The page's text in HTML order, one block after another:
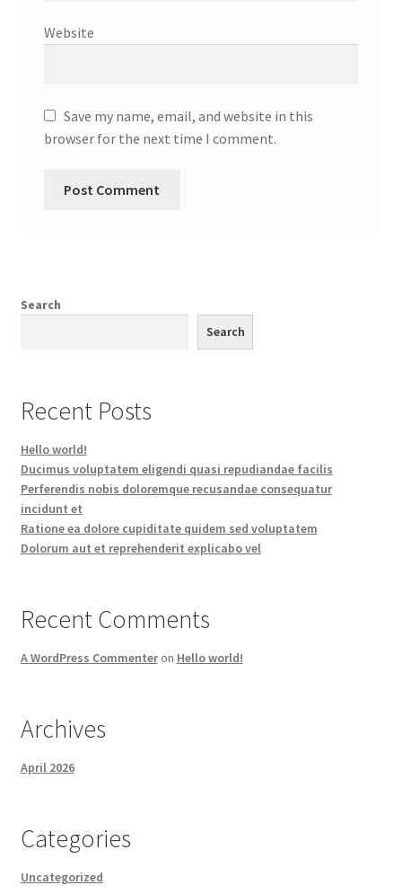
Website
Save my name, email, and website in this
browser for the next time I comment.
Search
Search
Recent Posts
Hello world!
Ducimus voluptatem eligendi quasi repudiandae facilis
Perferendis nobis doloremque recusandae consequatur
incidunt et
Ratione ea dolore cupiditate quidem sed voluptatem
Dolorum aut et reprehenderit explicabo vel
Recent Comments
A WordPress Commenteron Hello world!
Archives
April 2026
Categories
Uncategorized